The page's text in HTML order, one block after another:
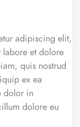
adipiscing elit,
et dolore
quis nostrud
ex ea
dolor in
dolore eu